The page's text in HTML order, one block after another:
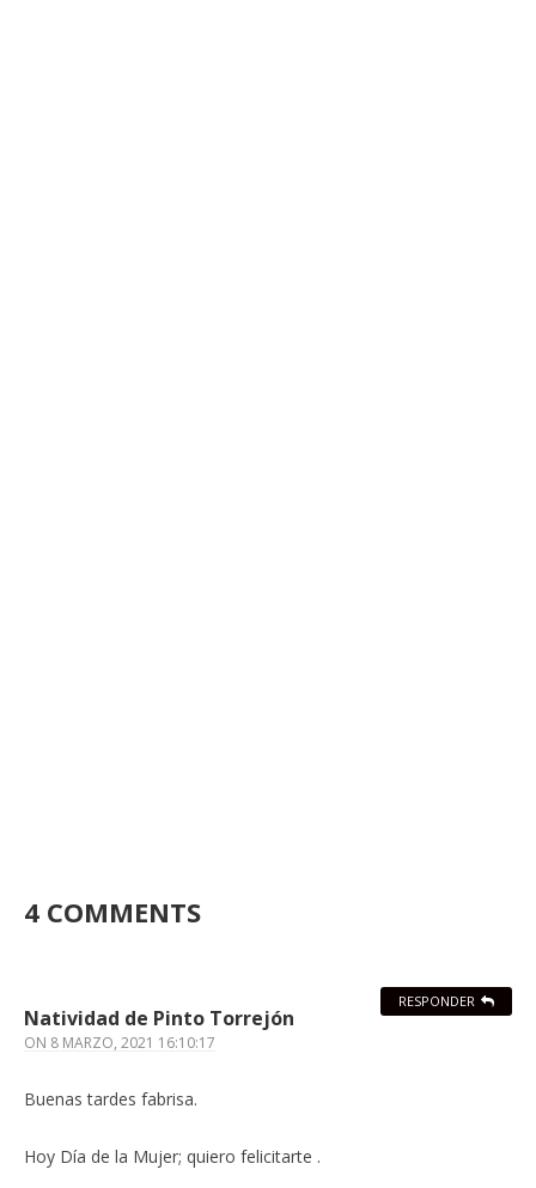
4 COMMENTS
Natividad de Pinto Torrejón
ON 8 MARZO, 2021 16:10:17
Buenas tardes fabrisa.
Hoy Día de la Mujer; quiero felicitarte .
RESPONDER